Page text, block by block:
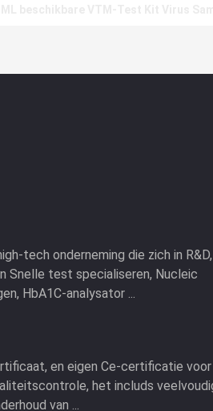
tech onderneming die zich in
Snelle test specialiseren, Nucleic
HbA1C-analysator ...
en eigen Ce-certificatie
het includs
van ...